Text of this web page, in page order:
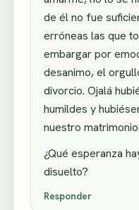
de él no fue
erróneas las que
embargar por
desanimo, el
divorcio. Ojalá
humildes y
nuestro matrimonio.
¿Qué esperanza
disuelto?
Responder